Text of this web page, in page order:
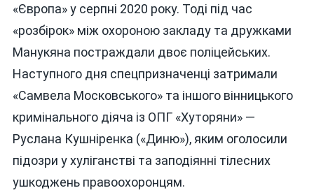
«Європа» у серпні 2020 року. Тоді під час
«розбірок» між охороною закладу та дружками
Манукяна постраждали двоє поліцейських.
Наступного дня спецпризначенці затримали
«Самвела Московського» та іншого вінницького
кримінального діяча із ОПГ «Хуторяни» —
Руслана Кушніренка («Диню»), яким оголосили
підозри у хуліганстві та заподіянні тілесних
ушкоджень правоохоронцям.